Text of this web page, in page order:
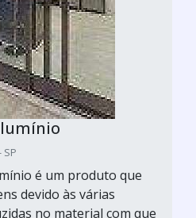
é um produto que
devido às várias
no material com que